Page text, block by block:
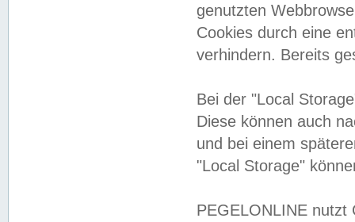
genutzten
Cookies durch eine
verhindern. Bereits
Bei der "Local
Diese können auch
und bei einem
"Local Storage"
PEGELONLINE nutzt